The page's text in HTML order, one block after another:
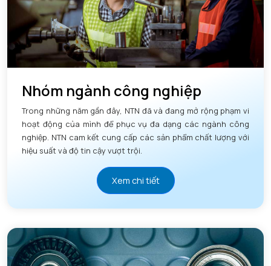
Nhóm ngành công nghiệp
Trong những năm gần đây, NTN đã và đang mở rộng phạm vi
hoạt động của mình để phục vụ đa dạng các ngành công
nghiệp. NTN cam kết cung cấp các sản phẩm chất lượng với
hiệu suất và độ tin cậy vượt trội.
Xem chi tiết